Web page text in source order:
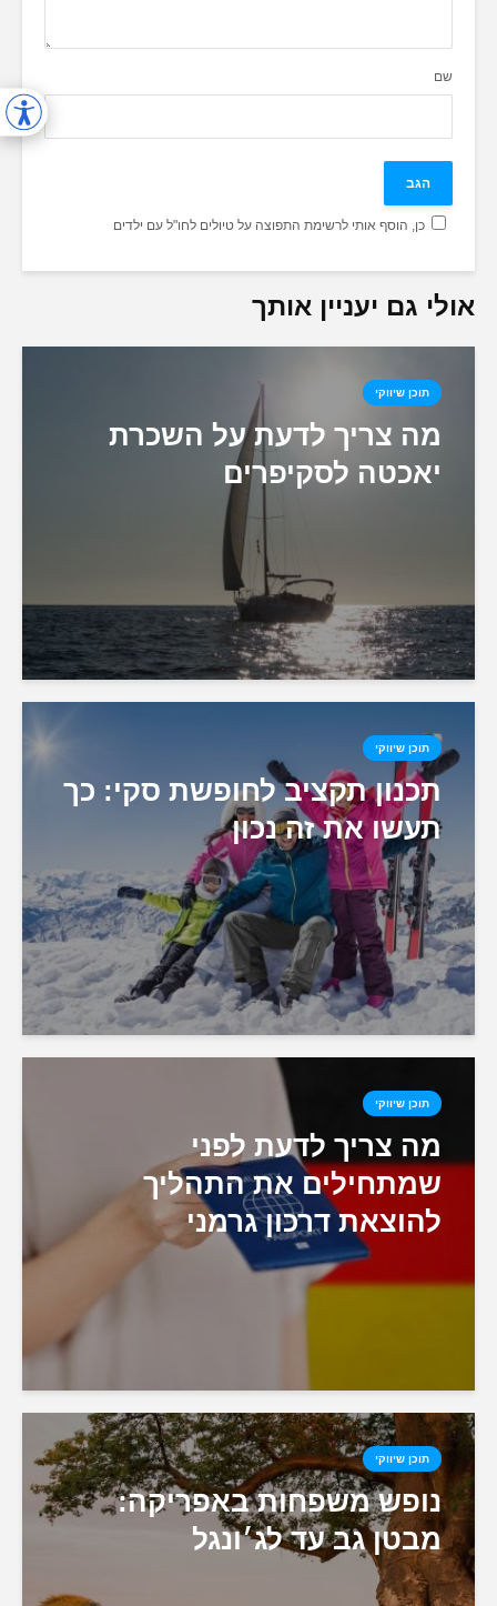
שם
כן, הוסף אותי לרשימת התפוצה על טיולים לחו"ל עם ילדים
אולי גם יעניין אותך
תוכן שיווקי
מה צריך לדעת על השכרת
יאכטה לסקיפרים
תוכן שיווקי
תכנון תקציב לחופשת סקי: כך
תעשו את זה נכון
תוכן שיווקי
מה צריך לדעת לפני
שמתחילים את התהליך
להוצאת דרכון גרמני
תוכן שיווקי
נופש משפחות באפריקה:
מבטן גב עד לג׳ונגל